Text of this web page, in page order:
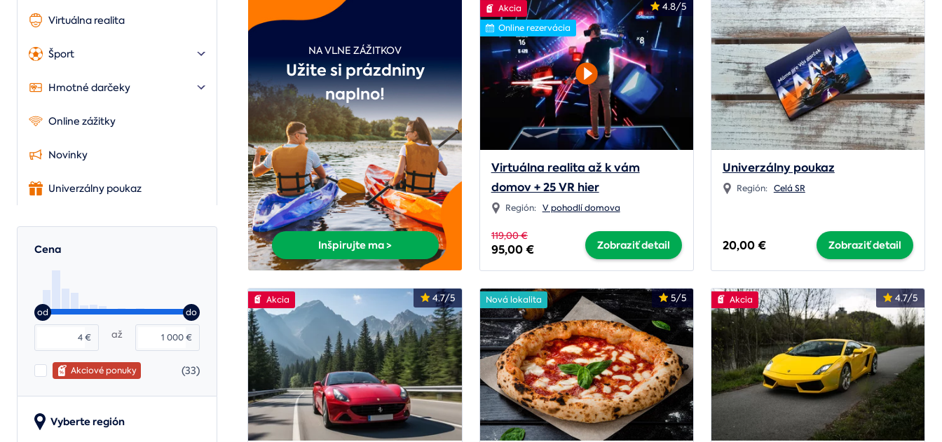
Virtuálna realita
Šport
Hmotné darčeky
Online zážitky
Novinky
Univerzálny poukaz
Cena
od do
€ €
až
Akciové ponuky (33)
Vyberte región
NA VLNE ZÁŽITKOV
Užite si prázdniny
naplno!
Inšpirujte ma >
4.8/5
Akcia
Online rezervácia
Virtuálna realita až k vám
domov + 25 VR hier
Región: V pohodlí domova
119,00 €
95,00 € Zobraziť detail
Univerzálny poukaz
Región: Celá SR
20,00 € Zobraziť detail
4.7/5
Akcia 5/5
Nová lokalita 4.7/5
Akcia